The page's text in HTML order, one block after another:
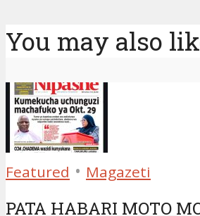
You may also
Featured • Magazeti
PATA HABARI MOTO